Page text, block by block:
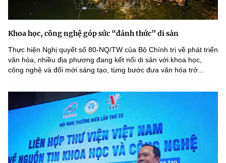
Khoa học, công nghệ góp sức “đánh thức” di sản
Thực hiện Nghị quyết số 80-NQ/TW của Bộ Chính trị về phát triển
văn hóa, nhiều địa phương đang kết nối di sản với khoa học,
công nghệ và đổi mới sáng tạo, từng bước đưa văn hóa trở...